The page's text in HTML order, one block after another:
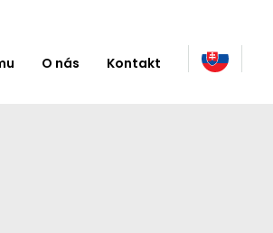
O nás Kontakt